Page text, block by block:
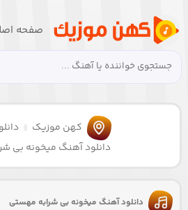
صفحه
کهن موزیک
دانلود آهنگ میخونه بی
دانلود آهنگ میخونه بی شرابه مهستی